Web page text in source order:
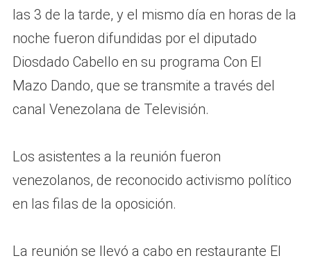
las 3 de la tarde, y el mismo día en horas de la
noche fueron difundidas por el diputado
Diosdado Cabello en su programa Con El
Mazo Dando, que se transmite a través del
canal Venezolana de Televisión.
Los asistentes a la reunión fueron
venezolanos, de reconocido activismo político
en las filas de la oposición.
La reunión se llevó a cabo en restaurante El